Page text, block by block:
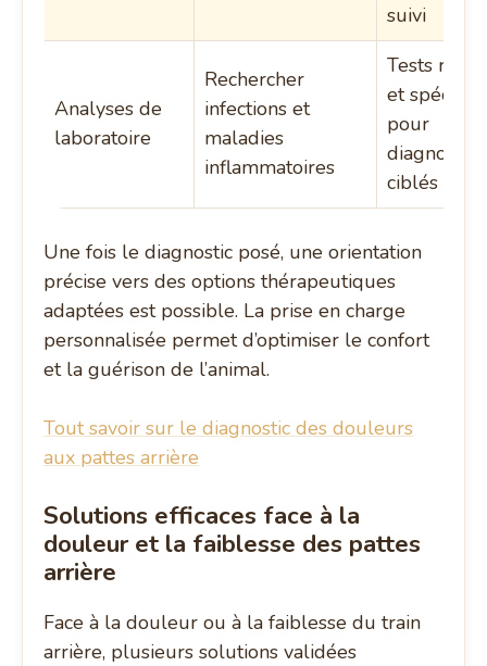
suivi
Analyses de
laboratoire
Rechercher
infections et
maladies
inflammatoires
Tests
et
pour
diagnostics
ciblés
Une fois le diagnostic posé, une orientation
précise vers des options thérapeutiques
adaptées est possible. La prise en charge
personnalisée permet d’optimiser le confort
et la guérison de l’animal.
Tout savoir sur le diagnostic des douleurs
aux pattes arrière
Solutions efficaces face à la
douleur et la faiblesse des pattes
arrière
Face à la douleur ou à la faiblesse du train
arrière, plusieurs solutions validées